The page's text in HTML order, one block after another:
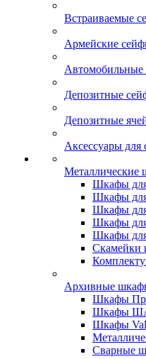
Встраиваемые
Армейские
Депозитные
Депозитные
Аксессуары для
Металлические
Шкафы
Шкафы
Шкафы
Шкафы
Шкафы
Скамейки
Архивные
Шкафы
Шкафы
Шкафы
Сварные